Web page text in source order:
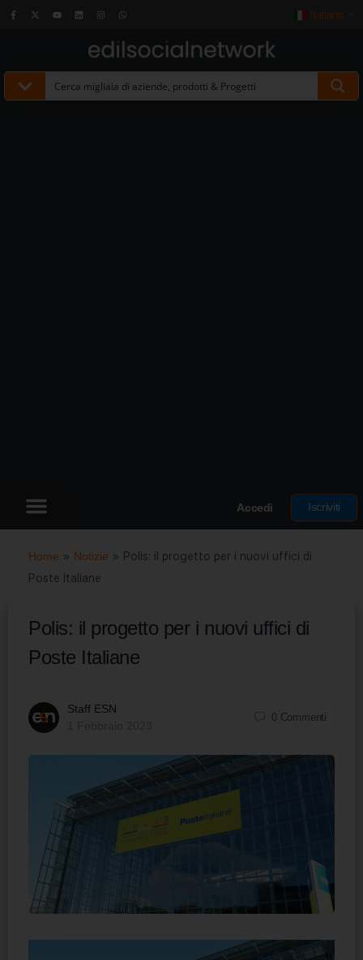
Italiano
Accedi Iscriviti
Home » Notizie » Polis: il progetto per i nuovi uffici di
Poste Italiane
Polis: il progetto per i nuovi uffici di
Poste Italiane
Staff ESN
0 Commenti